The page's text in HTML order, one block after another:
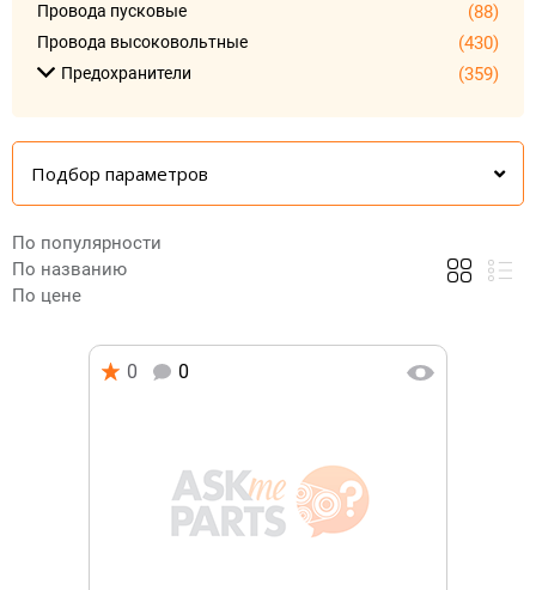
Провода пусковые (88)
Провода высоковольтные (430)
Предохранители (359)
Подбор параметров
По популярности
По названию
По цене
0 0